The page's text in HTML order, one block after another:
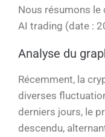
Nous résumons le
AI trading (date :
Analyse du
Récemment, la
diverses
derniers jours, le
descendu,